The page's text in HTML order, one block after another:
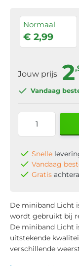
Normaal
€ 2,99
Jouw prijs 2
Vandaag
Snelle
Vandaag
Gratis
De miniband Licht
wordt gebruikt bij
De miniband Licht
uitstekende
verschillende